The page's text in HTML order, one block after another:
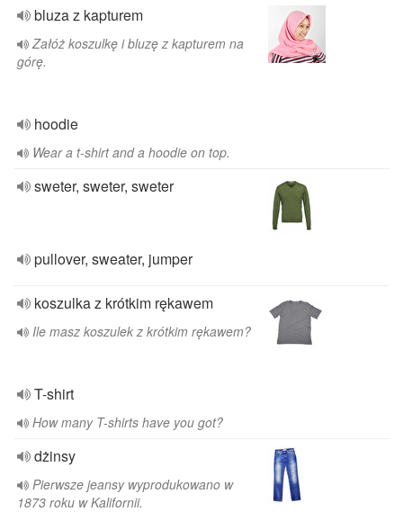
bluza z kapturem
Załóż koszulkę i bluzę z kapturem na
górę.
hoodie
Wear a t-shirt and a hoodie on top.
sweter, sweter, sweter
pullover, sweater, jumper
koszulka z krótkim rękawem
Ile masz koszulek z krótkim rękawem?
T-shirt
How many T-shirts have you got?
dżinsy
Pierwsze jeansy wyprodukowano w
1873 roku w Kalifornii.